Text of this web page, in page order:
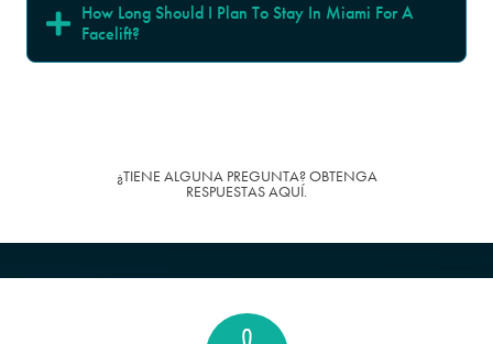
How Long Should I Plan To Stay In Miami For A
Facelift?
¿TIENE ALGUNA PREGUNTA? OBTENGA
RESPUESTAS AQUÍ.